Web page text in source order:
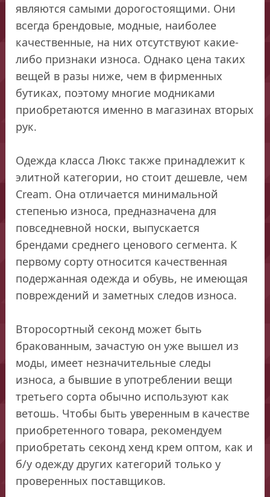
являются самыми дорогостоящими. Они
всегда брендовые, модные, наиболее
качественные, на них отсутствуют какие-
либо признаки износа. Однако цена таких
вещей в разы ниже, чем в фирменных
бутиках, поэтому многие модниками
приобретаются именно в магазинах вторых
рук.
Одежда класса Люкс также принадлежит к
элитной категории, но стоит дешевле, чем
Cream. Она отличается минимальной
степенью износа, предназначена для
повседневной носки, выпускается
брендами среднего ценового сегмента. К
первому сорту относится качественная
подержанная одежда и обувь, не имеющая
повреждений и заметных следов износа.
Второсортный секонд может быть
бракованным, зачастую он уже вышел из
моды, имеет незначительные следы
износа, а бывшие в употреблении вещи
третьего сорта обычно используют как
ветошь. Чтобы быть уверенным в качестве
приобретенного товара, рекомендуем
приобретать секонд хенд крем оптом, как и
б/у одежду других категорий только у
проверенных поставщиков.